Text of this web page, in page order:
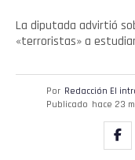
La diputada advirtió
«terroristas» a
Por Redacción El
Publicado hace 23